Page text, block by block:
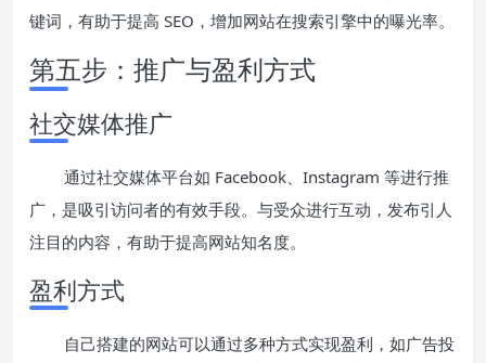
键词，有助于提高 SEO，增加网站在搜索引擎中的曝光率。
第五步：推广与盈利方式
社交媒体推广
通过社交媒体平台如 Facebook、Instagram 等进行推
广，是吸引访问者的有效手段。与受众进行互动，发布引人
注目的内容，有助于提高网站知名度。
盈利方式
自己搭建的网站可以通过多种方式实现盈利，如广告投